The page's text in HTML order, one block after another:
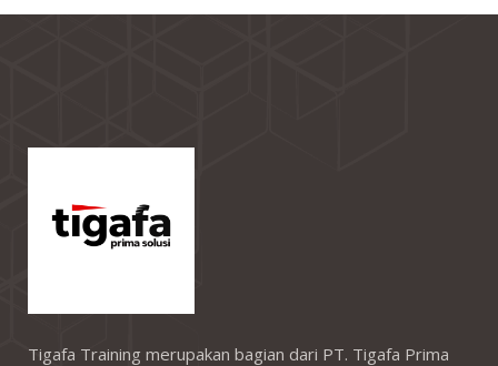
Tigafa Training merupakan bagian dari PT. Tigafa Prima